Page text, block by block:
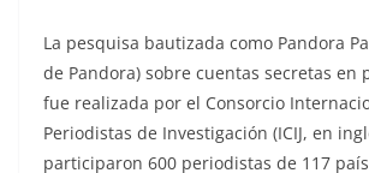
La pesquisa bautizada como Pandora
de Pandora) sobre cuentas secretas en
fue realizada por el Consorcio
Periodistas de Investigación (ICIJ, en
participaron 600 periodistas de 117